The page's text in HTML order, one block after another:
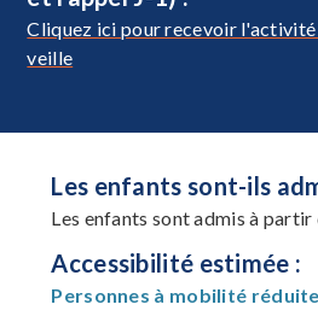
Cliquez ici pour recevoir l'activité
veille
Les enfants sont-ils
Les enfants sont admis à partir
Accessibilité estimée :
Personnes à mobilité